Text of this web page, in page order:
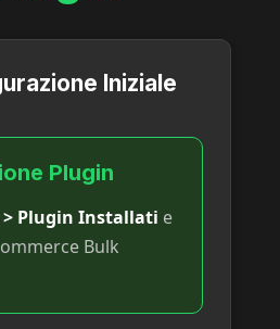
Iniziale
Plugin
Plugin Installati e
Bulk